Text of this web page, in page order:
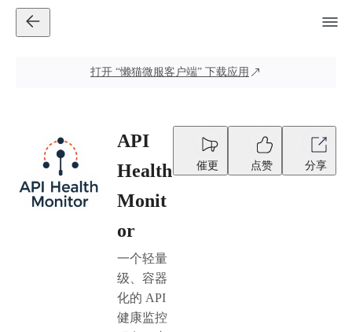
打开 “懒猫微服客户端” 下载应用
API
Health
Monit
or
一个轻量
级、容器
化的 API
健康监控
催更 点赞 分享